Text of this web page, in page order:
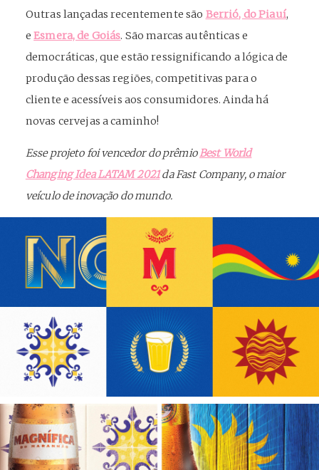
Outras lançadas recentemente são Berrió, do Piauí,
eEsmera, de Goiás. São marcas autênticas e
democráticas, que estão ressignificando a lógica de
produção dessas regiões, competitivas para o
cliente e acessíveis aos consumidores. Ainda há
novas cervejas a caminho!
Esse projeto foi vencedor do prêmioBest World
Changing Idea LATAM 2021da Fast Company, o maior
veículo de inovação do mundo.